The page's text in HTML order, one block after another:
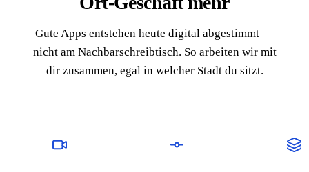
Gute Apps entstehen heute digital abgestimmt —
nicht am Nachbarschreibtisch. So arbeiten wir mit
dir zusammen, egal in welcher Stadt du sitzt.